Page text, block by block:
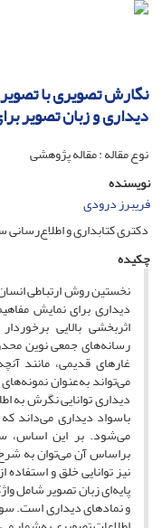
نگارش تصویری با
دیداری و زبان تصویر
نوع مقاله : مقاله پژوهشی
نویسنده
فریبرز درودی
دکتری کتابداری و اطلاع‌رسانی
چکیده
نخستین روش ارتباطی
دیداری برای نمایش
اثربخشی بالایی
رسانه‌های جمعی نوین
غارهای قدیمی، مانند
می‌تواند به‌عنوان
دیداری توانایی نگرش به
باسواد دیداری می‌داند
می‌شود. بر این اساس،
براساس آن می‌توان به
نیز توانایی خلق و
پایه‌ای زبان تصویر شامل
و نمادهای دیداری است.